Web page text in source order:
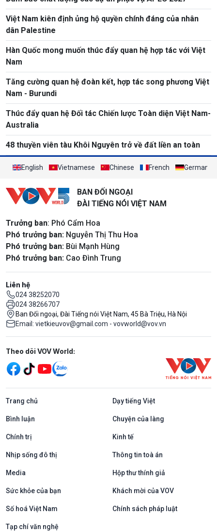
Việt Nam kiên định ủng hộ quyền chính đáng của nhân
dân Palestine
Hàn Quốc mong muốn thúc đẩy quan hệ hợp tác với Việt
Nam
Tăng cường quan hệ đoàn kết, hợp tác song phương Việt
Nam - Burundi
Thúc đẩy quan hệ Đối tác Chiến lược Toàn diện Việt Nam-
Australia
48 thuyền viên tàu Khôi Nguyên trở về đất liền an toàn
English Vietnamese Chinese French German
BAN ĐỐI NGOẠI
ĐÀI TIẾNG NÓI VIỆT NAM
Trưởng ban: Phó Cẩm Hoa
Phó trưởng ban: Nguyễn Thị Thu Hoa
Phó trưởng ban: Bùi Mạnh Hùng
Phó trưởng ban: Cao Đình Trung
Liên hệ
024 38252070
024 38266707
Ban Đối ngoại, Đài Tiếng nói Việt Nam, 45 Bà Triệu, Hà Nội
Email: vietkieuvov@gmail.com - vovworld@vov.vn
Mạng xã hội
Theo dõi VOV World:
Trang chủ Dạy tiếng Việt
Bình luận Chuyện của làng
Chính trị Kinh tế
Nhịp sống đô thị Thông tin toà án
Media Hộp thư thính giả
Sức khỏe của bạn Khách mời của VOV
Số hoá Việt Nam Chính sách pháp luật
Tạp chí văn nghệ